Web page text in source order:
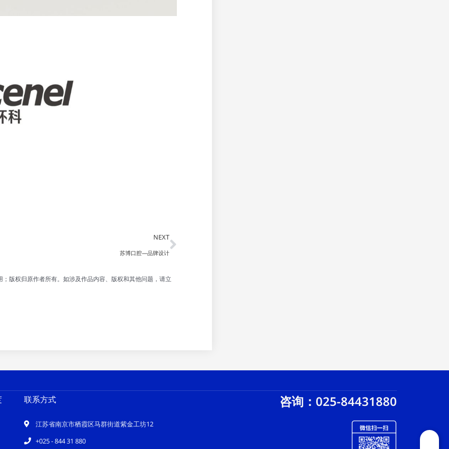
NEXT
苏博口腔—品牌设计
Next
版权归原作者所有。如涉及作品内容、版权和其他问题，请立
联系方式
江苏省南京市栖霞区马群街道紫金工坊12
+025 - 844 31 880
咨询：025-84431880